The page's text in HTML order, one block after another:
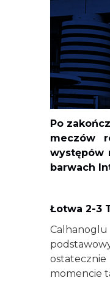
Po
meczów
występów
barwach
Łotwa 2-3
momencie